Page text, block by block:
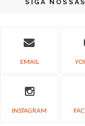
SIGA
EMAIL
INSTAGRAM